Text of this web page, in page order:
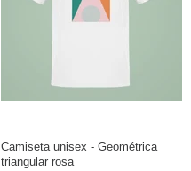
Camiseta unisex - Geométrica
triangular rosa